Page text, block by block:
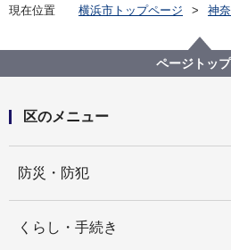
現在位置 横浜市トップページ
神
沢渡中央公園（さわたりち
ページトッ
区のメニュー
防災・防犯
くらし・手続き